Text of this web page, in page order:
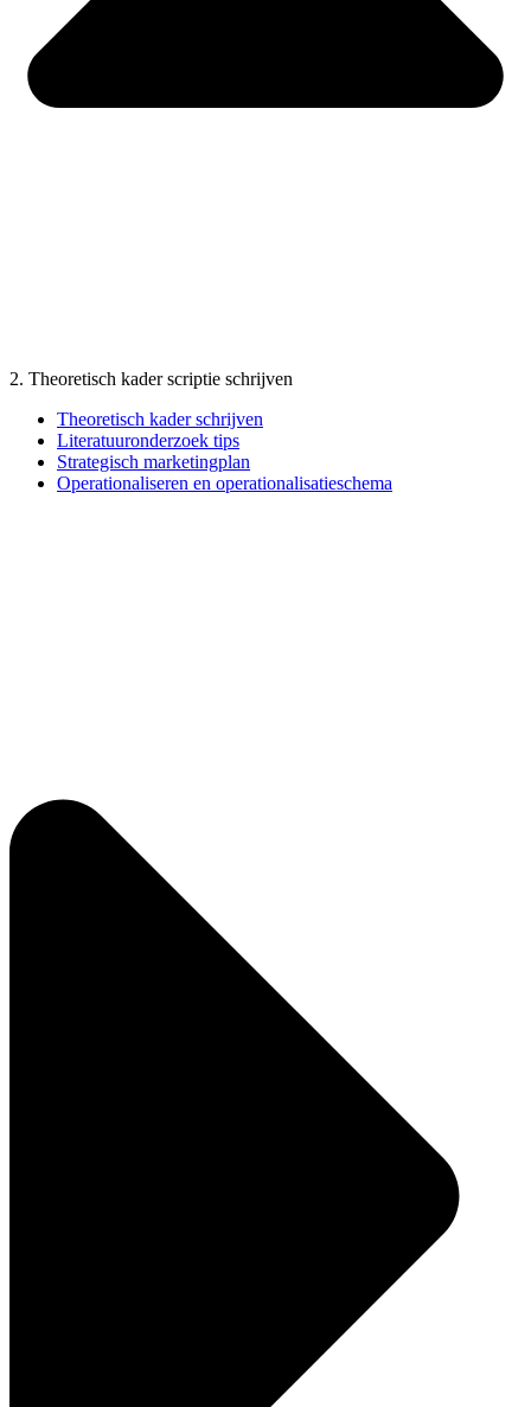
2. Theoretisch kader scriptie schrijven
Theoretisch kader schrijven
Literatuuronderzoek tips
Strategisch marketingplan
Operationaliseren en operationalisatieschema